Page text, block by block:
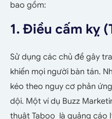
bao gồm:
1. Điều cấm kỵ
Sử dụng các chủ đề gây
khiến mọi người bàn tán.
kéo theo nguy cơ phản
dội. Một ví dụ Buzz
thuật Taboo là quảng cáo